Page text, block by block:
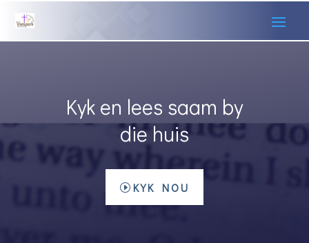
Kyk en lees saam by
die huis
KYK NOU